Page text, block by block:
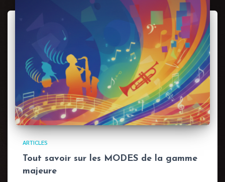
ARTICLES
Tout savoir sur les MODES de la gamme
majeure